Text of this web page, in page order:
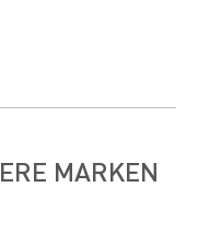
MARKEN